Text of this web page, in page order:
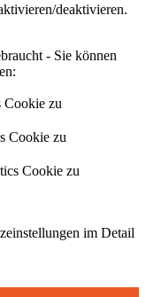
deaktivieren.
- Sie können
Cookie zu
Cookie zu
Cookie zu
im Detail